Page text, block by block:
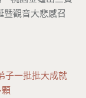
暨觀音大悲感召
子一批批大成就